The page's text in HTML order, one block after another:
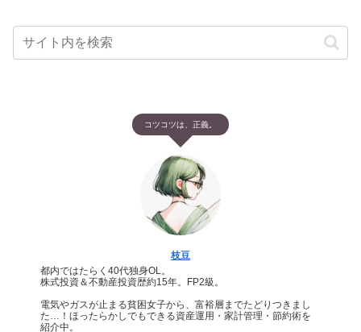
コツコツは、正義。
枝豆
都内ではたらく40代独身OL。
株式投資＆不動産投資歴約15年。FP2級。
電気やガスが止まる貧困女子から、富裕層までたどりつきまし
た…！ほったらかしでもできる資産運用・家計管理・節約術を
紹介中。